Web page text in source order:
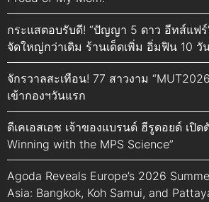
กระแสตอบรับดี! “ปัญญา 5 ดาว อีทส์แฟร์
จัดใหญ่กว่าเดิม ร้านเด็ดเพิ่ม อิ่มฟิน 10 วั
จักรวาลสะเทือน! 77 สาวงาม
เข้ากองฯวันแรก
ดีเคเอสเอช เจ้าของแบรนด์ ฮีรูดอยด์ เปิ
Winning with the MPS Science”
Agoda Reveals Europe’s 2026
Asia: Bangkok, Koh Samui, and